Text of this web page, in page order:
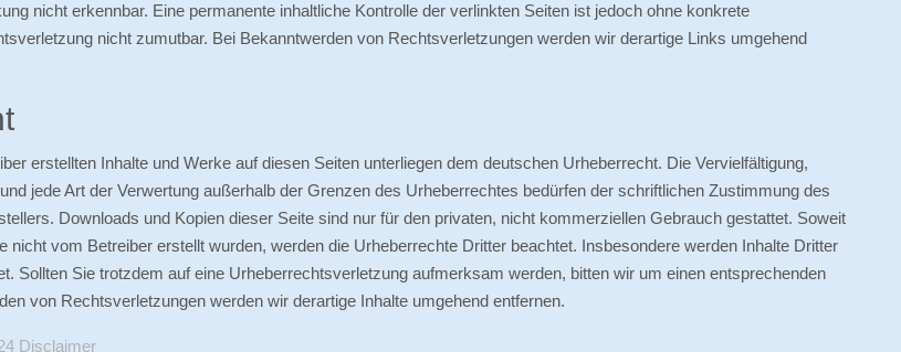
nicht erkennbar. Eine permanente inhaltliche Kontrolle der verlinkten Seiten ist jedoch ohne konkrete
nicht zumutbar. Bei Bekanntwerden von Rechtsverletzungen werden wir derartige Links umgehend
erstellten Inhalte und Werke auf diesen Seiten unterliegen dem deutschen Urheberrecht. Die Vervielfältigung,
jede Art der Verwertung außerhalb der Grenzen des Urheberrechtes bedürfen der schriftlichen Zustimmung des
Downloads und Kopien dieser Seite sind nur für den privaten, nicht kommerziellen Gebrauch gestattet. Soweit
nicht vom Betreiber erstellt wurden, werden die Urheberrechte Dritter beachtet. Insbesondere werden Inhalte Dritter
Sollten Sie trotzdem auf eine Urheberrechtsverletzung aufmerksam werden, bitten wir um einen entsprechenden
von Rechtsverletzungen werden wir derartige Inhalte umgehend entfernen.
Disclaimer